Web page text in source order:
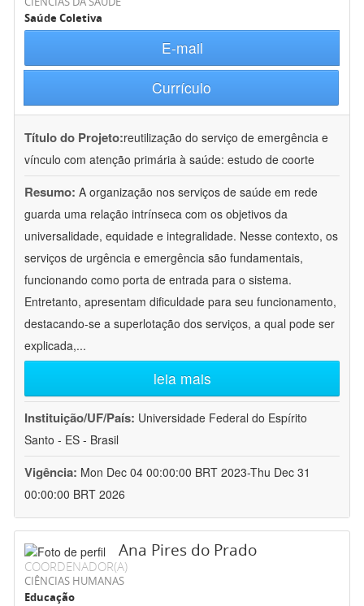
Saúde Coletiva
E-mail
Currículo
Título do Projeto:reutilização do serviço de emergência e
vínculo com atenção primária à saúde: estudo de coorte
Resumo: A organização nos serviços de saúde em rede
guarda uma relação intrínseca com os objetivos da
universalidade, equidade e integralidade. Nesse contexto, os
serviços de urgência e emergência são fundamentais,
funcionando como porta de entrada para o sistema.
Entretanto, apresentam dificuldade para seu funcionamento,
destacando-se a superlotação dos serviços, a qual pode ser
explicada,...
leia mais
Instituição/UF/País: Universidade Federal do Espírito
Santo - ES - Brasil
Vigência: Mon Dec 04 00:00:00 BRT 2023-Thu Dec 31
00:00:00 BRT 2026
Ana Pires do Prado
COORDENADOR(A)
CIÊNCIAS HUMANAS
Educação